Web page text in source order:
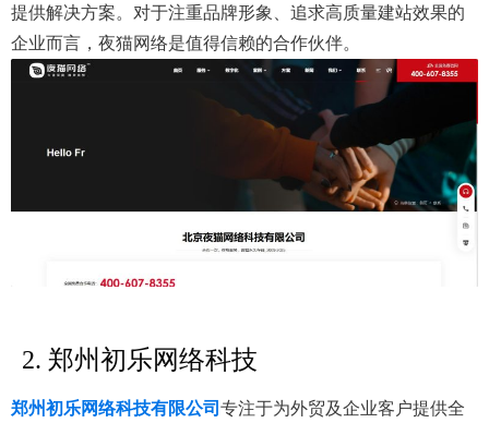
提供解决方案。对于注重品牌形象、追求高质量建站效果的
企业而言，夜猫网络是值得信赖的合作伙伴。
2. 郑州初乐网络科技
郑州初乐网络科技有限公司 专注于为外贸及企业客户提供全